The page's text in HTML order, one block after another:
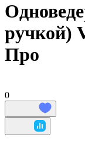
ручкой)
Про
0